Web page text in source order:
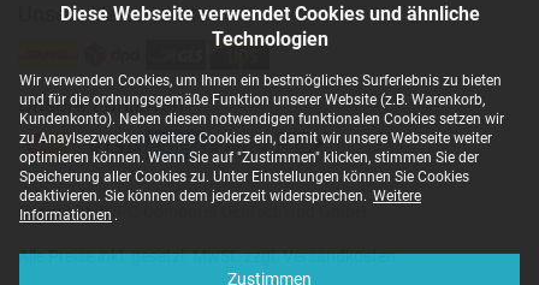
Diese Webseite verwendet Cookies und ähnliche
Technologien
Wir verwenden Cookies, um Ihnen ein bestmögliches Surferlebnis zu bieten
und für die ordnungsgemäße Funktion unserer Website (z.B. Warenkorb,
Kundenkonto). Neben diesen notwendigen funktionalen Cookies setzen wir
zu Anaylsezwecken weitere Cookies ein, damit wir unsere Webseite weiter
optimieren können. Wenn Sie auf "Zustimmen" klicken, stimmen Sie der
Speicherung aller Cookies zu. Unter Einstellungen können Sie Cookies
deaktivieren. Sie können dem jederzeit widersprechen. Weitere
Informationen .
Zustimmen
N
PSE
SEC
Singapore Safety Mark
TÜV Argentina Certificado
TÜV Geprüfte Sicherheit
UKCA
UL Listed
Unsere Versandarten
Unsere Zahlarten
Copyright ©
Alle Preise inkl. gesetzl. MwSt. zzgl. Versandkosten